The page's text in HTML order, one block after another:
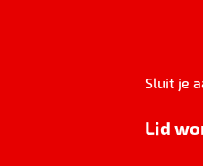
Sluit je
Lid